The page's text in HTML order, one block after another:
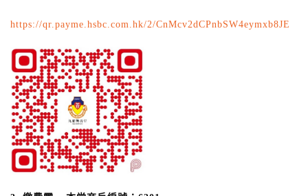
https://qr.payme.hsbc.com.hk/2/CnMcv2dCPnbSW4eymxb8JE